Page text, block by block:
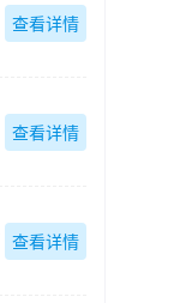
查看详情
查看详情
查看详情